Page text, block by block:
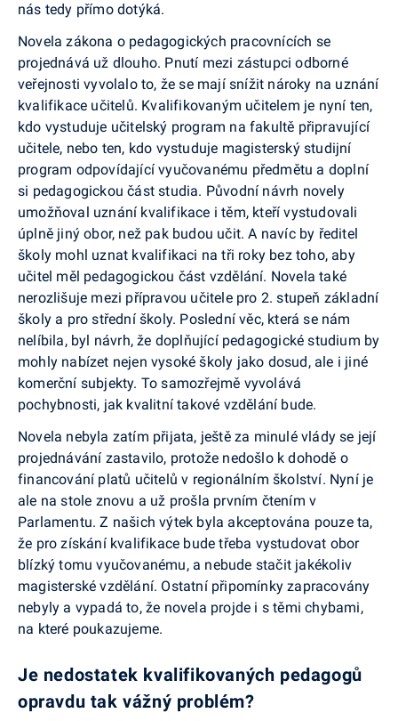
nás tedy přímo dotýká.
Novela zákona o pedagogických pracovnících se
projednává už dlouho. Pnutí mezi zástupci odborné
veřejnosti vyvolalo to, že se mají snížit nároky na uznání
kvalifikace učitelů. Kvalifikovaným učitelem je nyní ten,
kdo vystuduje učitelský program na fakultě připravující
učitele, nebo ten, kdo vystuduje magisterský studijní
program odpovídající vyučovanému předmětu a doplní
si pedagogickou část studia. Původní návrh novely
umožňoval uznání kvalifikace i těm, kteří vystudovali
úplně jiný obor, než pak budou učit. A navíc by ředitel
školy mohl uznat kvalifikaci na tři roky bez toho, aby
učitel měl pedagogickou část vzdělání. Novela také
nerozlišuje mezi přípravou učitele pro 2. stupeň základní
školy a pro střední školy. Poslední věc, která se nám
nelíbila, byl návrh, že doplňující pedagogické studium by
mohly nabízet nejen vysoké školy jako dosud, ale i jiné
komerční subjekty. To samozřejmě vyvolává
pochybnosti, jak kvalitní takové vzdělání bude.
Novela nebyla zatím přijata, ještě za minulé vlády se její
projednávání zastavilo, protože nedošlo k dohodě o
financování platů učitelů v regionálním školství. Nyní je
ale na stole znovu a už prošla prvním čtením v
Parlamentu. Z našich výtek byla akceptována pouze ta,
že pro získání kvalifikace bude třeba vystudovat obor
blízký tomu vyučovanému, a nebude stačit jakékoliv
magisterské vzdělání. Ostatní připomínky zapracovány
nebyly a vypadá to, že novela projde i s těmi chybami,
na které poukazujeme.
Je nedostatek kvalifikovaných pedagogů
opravdu tak vážný problém?